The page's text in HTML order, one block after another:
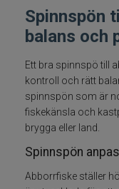
Spön till
Havsfiskespön
Haspelspön
Spinnspön
Teleskopspön
Spinnspön
balans och
Ett bra spinnspö till
kontroll och rätt
spinnspön som är
fiskekänsla och
brygga eller land.
Spinnspön
Abborrfiske ställer